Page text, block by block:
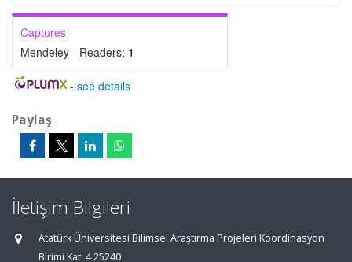
Captures
Mendeley - Readers: 1
- see details
Paylaş
İletişim Bilgileri
Atatürk Üniversitesi Bilimsel Araştırma Projeleri Koordinasyon
Birimi Kat: 4 25240